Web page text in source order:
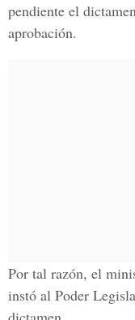
pendiente el
aprobación.
Por tal razón, el
instó al Poder